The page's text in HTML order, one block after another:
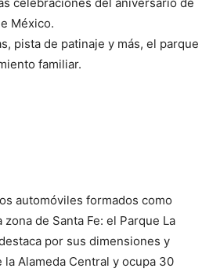
México.
pista de patinaje y más, el parque
familiar.
automóviles formados como
de Santa Fe: el Parque La
por sus dimensiones y
Alameda Central y ocupa 30